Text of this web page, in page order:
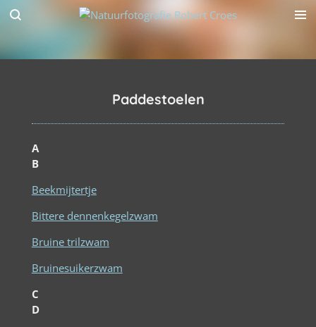
Ga
de
Paddestoelen
A
B
Beekmijtertje
Bittere dennenkegelzwam
Bruine trilzwam
Bruinesuikerzwam
C
D